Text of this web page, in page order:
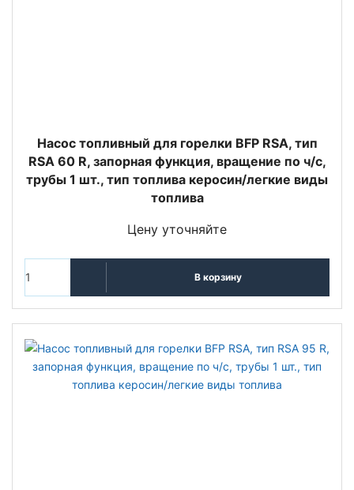
Насос топливный для горелки BFP RSA, тип
RSA 60 R, запорная функция, вращение по ч/с,
трубы 1 шт., тип топлива керосин/легкие виды
топлива
Цену уточняйте
В корзину